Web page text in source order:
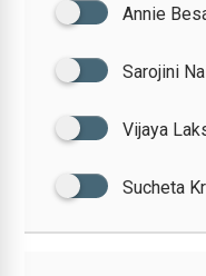
Annie
Sarojini
Vijaya
Sucheta